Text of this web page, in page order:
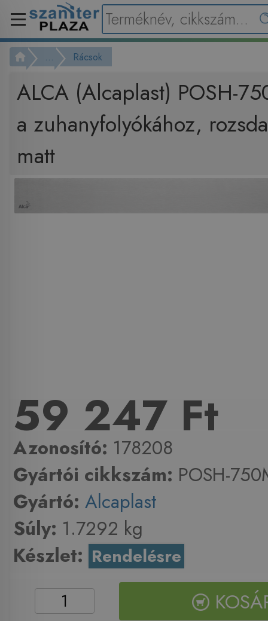
... Rácsok
ALCA (Alcaplast) POSH-
a zuhanyfolyókához,
matt
59 247 Ft
Azonosító: 178208
Gyártói cikkszám: POSH-
Gyártó: Alcaplast
Súly: 1.7292 kg
Készlet: Rendelésre